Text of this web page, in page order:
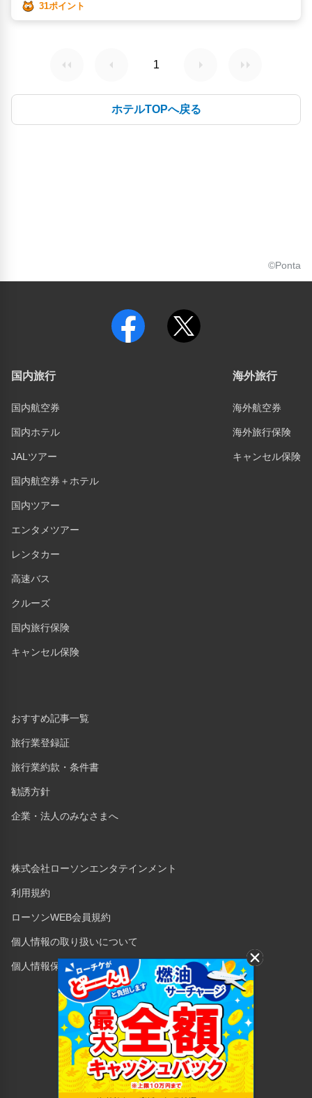
31ポイント
1
ホテルTOPへ戻る
©Ponta
国内旅行
国内航空券
国内ホテル
JALツアー
国内航空券＋ホテル
国内ツアー
エンタメツアー
レンタカー
高速バス
クルーズ
国内旅行保険
キャンセル保険
おすすめ記事一覧
旅行業登録証
旅行業約款・条件書
勧誘方針
企業・法人のみなさまへ
株式会社ローソンエンタテインメント
利用規約
ローソンWEB会員規約
個人情報の取り扱いについて
個人情報保護方針
海外旅行
海外航空券
海外旅行保険
キャンセル保険
Copyright © 1998 Lawson Entertainment, Inc.